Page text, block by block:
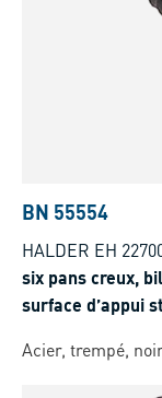
BN 55554
HALDER EH
six pans creux,
surface d’appui
Acier, trempé,